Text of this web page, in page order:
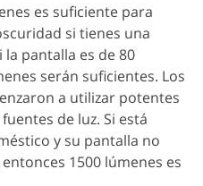
es suficiente para
si tienes una
la pantalla es de 80
serán suficientes. Los
a utilizar potentes
de luz. Si está
y su pantalla no
1500 lúmenes es